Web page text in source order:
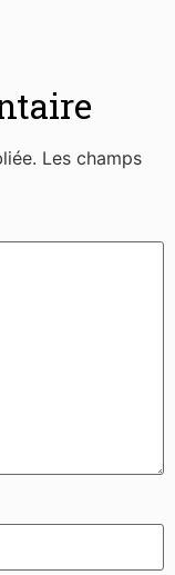
Les champs